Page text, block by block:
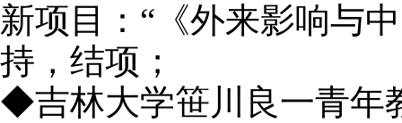
新项目：“《外来影响与
持，结项；
◆吉林大学笹川良一青年